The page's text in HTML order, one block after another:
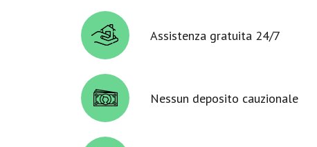
Assistenza gratuita 24/7
Nessun deposito cauzionale